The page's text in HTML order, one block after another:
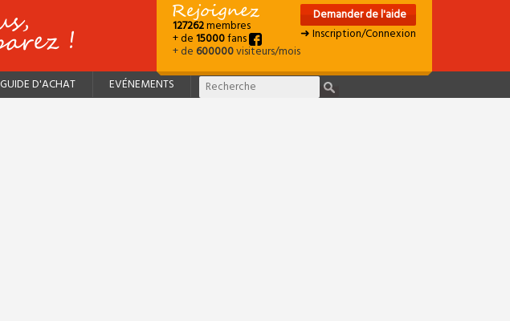
127262membres
+ de15000fans
+ de600000visiteurs/mois
Demander de l'aide
➜ Inscription/Connexion
GUIDE D'ACHAT EVÉNEMENTS